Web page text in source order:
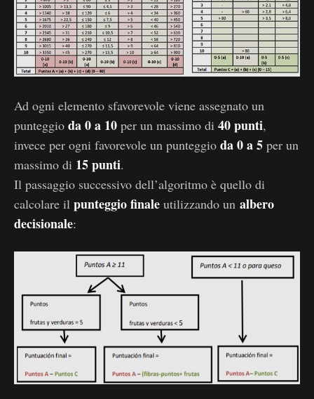
Ad ogni elemento sfavorevole viene assegnato un
punteggio da 0 a 10 per un massimo di 40 punti,
invece per ogni favorevole un punteggio da 0 a 5 per un
massimo di 15 punti.
Il passaggio successivo dell’algoritmo è quello di
calcolare il punteggio finale utilizzando un albero
decisionale: